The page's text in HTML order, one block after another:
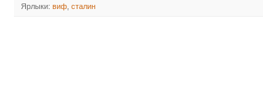
Ярлыки: виф сталин